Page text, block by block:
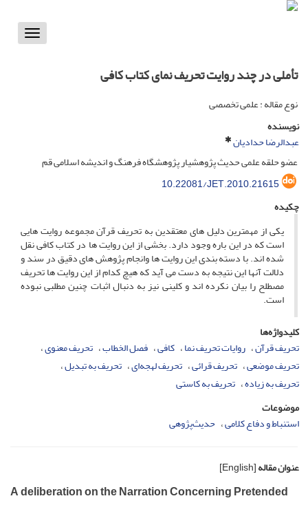
Toggle
تأملی در چند روایت تحریف نمای کتاب کافی
نوع مقاله : علمی تخصصی
نویسنده
عبدالرضا حدادیان
عضو حلقه علمی حدیث پژوهشیار پژوهشگاه فرهنگ و اندیشه اسلامی قم
10.22081/JET.2010.21615
چکیده
یکی از مهمترین دلیل های معتقدین به تحریف قرآن مجموعه روایت هایی
است که در این باره وجود دارد. بخشی از این روایت ها در کتاب کافی نقل
شده اند. با دسته بندی این روایت ها وانجام پژوهش های دقیق در سند و
دلالت آنها این نتیجه به دست می آید که هیچ کدام از این روایت ها تحریف
مصطلح را بیان نکرده اند و کلینی نیز به دنبال اثبات چنین مطلبی نبوده
است.
کلیدواژه‌ها
تحریف قرآن روایات تحریف نما کافی فصل الخطاب تحریف معنوی
تحریف موضعی تحریف قرائی تحریف لهجه‌ای تحریف به تبدیل
تحریف به زیاده تحریف به کاستی
موضوعات
استنباط و دفاع کلامی حدیث‌پژوهی
عنوان مقاله[English]
A deliberation on the Narration Concerning Pretended